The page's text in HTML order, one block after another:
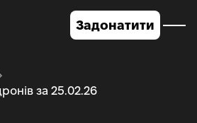
Задонатити
за 25.02.26